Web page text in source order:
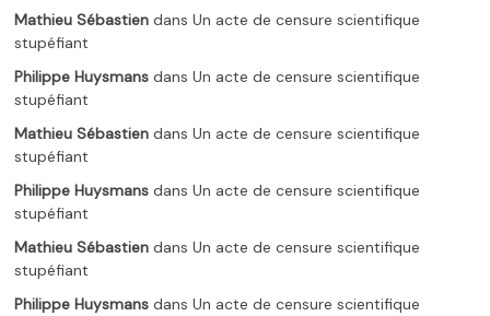
Mathieu Sébastien dansUn acte de censure scientifique
stupéfiant
Philippe Huysmans dansUn acte de censure scientifique
stupéfiant
Mathieu Sébastien dansUn acte de censure scientifique
stupéfiant
Philippe Huysmans dansUn acte de censure scientifique
stupéfiant
Mathieu Sébastien dansUn acte de censure scientifique
stupéfiant
Philippe Huysmans dansUn acte de censure scientifique